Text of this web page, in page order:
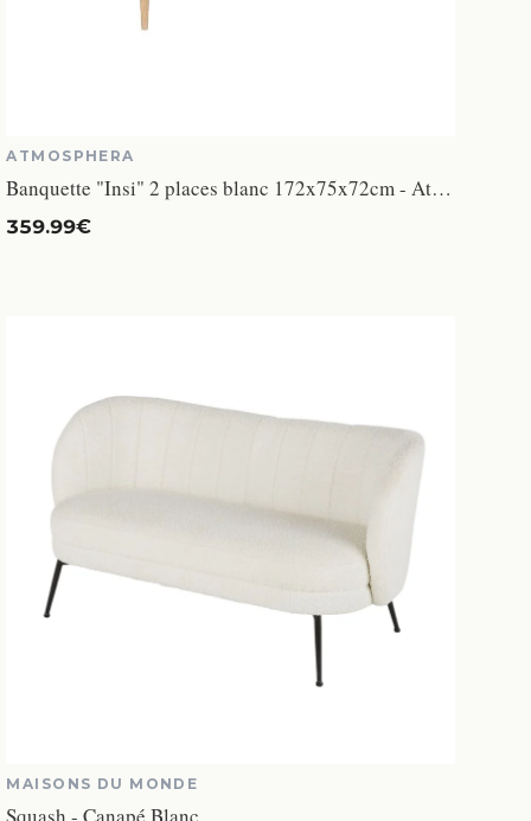
ATMOSPHERA
Banquette "Insi" 2 places blanc 172x75x72cm - Atmosphera createur d'interieur - Blanc
359.99€
MAISONS DU MONDE